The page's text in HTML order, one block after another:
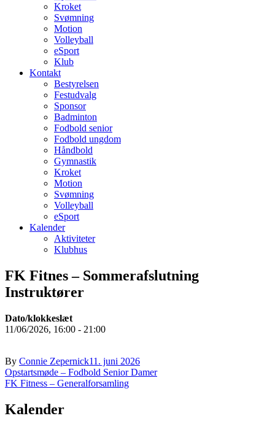
Kroket
Svømning
Motion
Volleyball
eSport
Klub
Kontakt
Bestyrelsen
Festudvalg
Sponsor
Badminton
Fodbold senior
Fodbold ungdom
Håndbold
Gymnastik
Kroket
Motion
Svømning
Volleyball
eSport
Kalender
Aktiviteter
Klubhus
FK Fitnes – Sommerafslutning
Instruktører
Dato/klokkeslæt
11/06/2026, 16:00 - 21:00
By Connie Zepernick11. juni 2026
Indlægsnavigation
Opstartsmøde – Fodbold Senior Damer
FK Fitness – Generalforsamling
Kalender